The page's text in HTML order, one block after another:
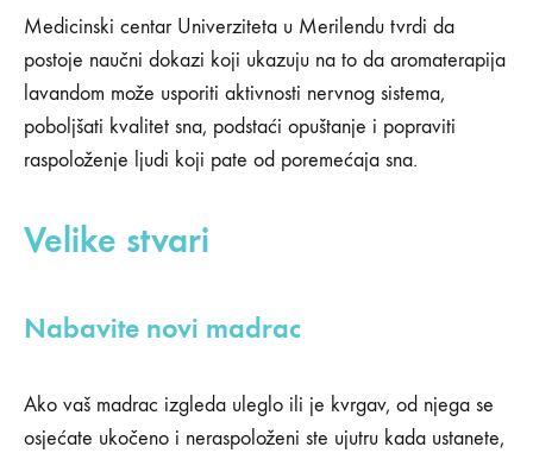
Medicinski centar Univerziteta u Merilendu tvrdi da
postoje naučni dokazi koji ukazuju na to da aromaterapija
lavandom može usporiti aktivnosti nervnog sistema,
poboljšati kvalitet sna, podstaći opuštanje i popraviti
raspoloženje ljudi koji pate od poremećaja sna.
Velike stvari
Nabavite novi madrac
Ako vaš madrac izgleda uleglo ili je kvrgav, od njega se
osjećate ukočeno i neraspoloženi ste ujutru kada ustanete,